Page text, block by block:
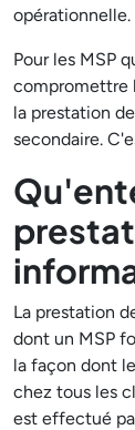
opérationnelle.
Pour les MSP
compromettre
la prestation
secondaire.
La prestation
dont un MSP
la façon dont
chez tous les
est effectué